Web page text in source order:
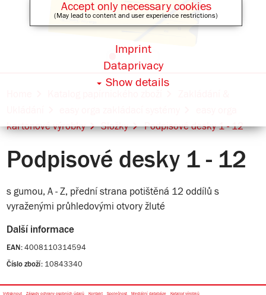
kartonové výrobky
Složky Podpisové desky 1 - 12
Podpisové desky 1 - 12
s gumou, A - Z, přední strana potištěná 12 oddílů s
vyraženými průhledovými otvory žluté
Další informace
EAN: 4008110314594
Číslo zboží: 10843340
Vytisknout Zásady ochrany osobních údajů Kontakt Společnost Mediální databáze Katalog výrobků
Accept only necessary cookies
(May lead to content and user experience restrictions)
Show details
Dataprivacy
Imprint